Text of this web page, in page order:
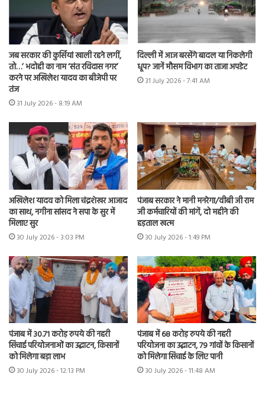
जब सरकार की कुर्सियां खाली रहने लगीं,
तो…’ भदोही का नाम ‘संत रविदास नगर’
करने पर अखिलेश यादव का बीजेपी पर
तंज
31 July 2026 - 8:19 AM
दिल्ली में आज बरसेंगे बादल या निकलेगी
धूप? जानें मौसम विभाग का ताजा अपडेट
31 July 2026 - 7:41 AM
अखिलेश यादव को मिला चंद्रशेखर आजाद
का साथ, नगीना सांसद ने सपा के सुर में
मिलाए सुर
30 July 2026 - 3:03 PM
पंजाब सरकार ने मानी मनरेगा/वीबी जी राम
जी कर्मचारियों की मांगें, दो महीने की
हड़ताल खत्म
30 July 2026 - 1:49 PM
पंजाब में 30.71 करोड़ रुपये की नहरी
सिंचाई परियोजनाओं का उद्घाटन, किसानों
को मिलेगा बड़ा लाभ
30 July 2026 - 12:13 PM
पंजाब में 68 करोड़ रुपये की नहरी
परियोजना का उद्घाटन, 79 गांवों के किसानों
को मिलेगा सिंचाई के लिए पानी
30 July 2026 - 11:48 AM